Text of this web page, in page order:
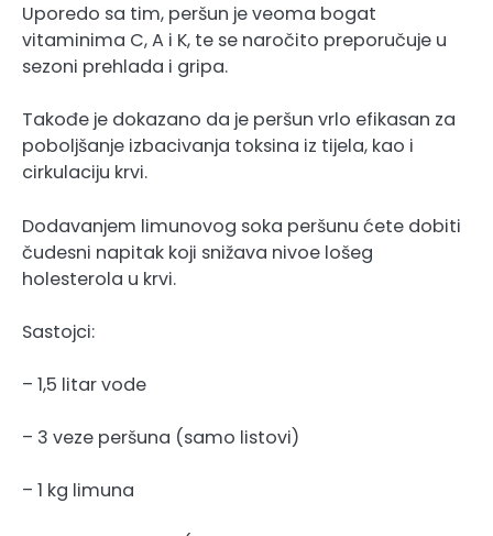
Uporedo sa tim, peršun je veoma bogat
vitaminima C, A i K, te se naročito preporučuje u
sezoni prehlada i gripa.
Takođe je dokazano da je peršun vrlo efikasan za
poboljšanje izbacivanja toksina iz tijela, kao i
cirkulaciju krvi.
Dodavanjem limunovog soka peršunu ćete dobiti
čudesni napitak koji snižava nivoe lošeg
holesterola u krvi.
Sastojci:
– 1,5 litar vode
– 3 veze peršuna (samo listovi)
– 1 kg limuna